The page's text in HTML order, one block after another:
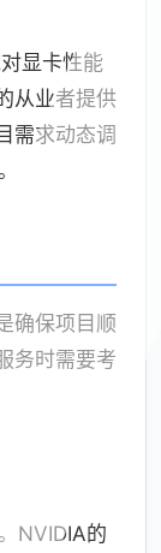
显卡性能
从业者提供
需求动态调
确保项目顺
务时需要考
NVIDIA的